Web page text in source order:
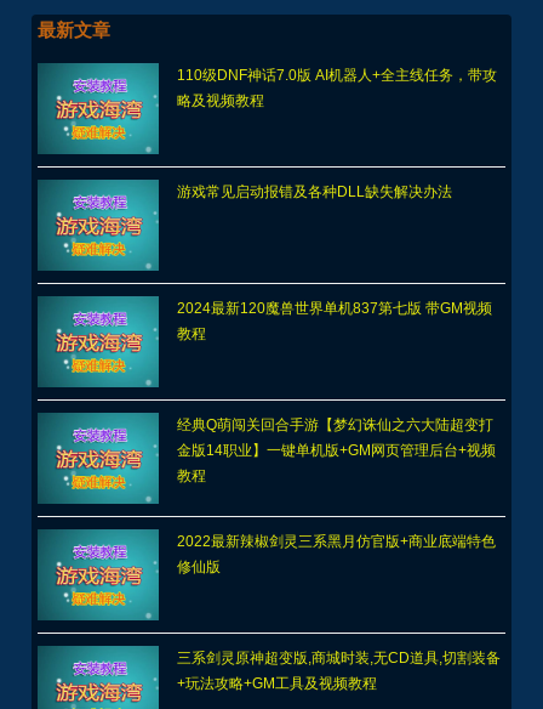
最新文章
110级DNF神话7.0版 AI机器人+全主线任务，带攻
略及视频教程
游戏常见启动报错及各种DLL缺失解决办法
2024最新120魔兽世界单机837第七版 带GM视频
教程
经典Q萌闯关回合手游【梦幻诛仙之六大陆超变打
金版14职业】一键单机版+GM网页管理后台+视频
教程
2022最新辣椒剑灵三系黑月仿官版+商业底端特色
修仙版
三系剑灵原神超变版,商城时装,无CD道具,切割装备
+玩法攻略+GM工具及视频教程